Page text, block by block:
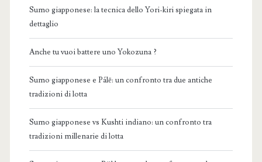
Sumo giapponese: la tecnica dello Yori-kiri spiegata in
dettaglio
Anche tu vuoi battere uno Yokozuna ?
Sumo giapponese e Pálē: un confronto tra due antiche
tradizioni di lotta
Sumo giapponese vs Kushti indiano: un confronto tra
tradizioni millenarie di lotta